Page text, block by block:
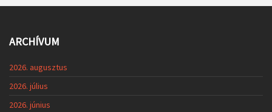
ARCHÍVUM
2026. augusztus
2026. július
2026. június